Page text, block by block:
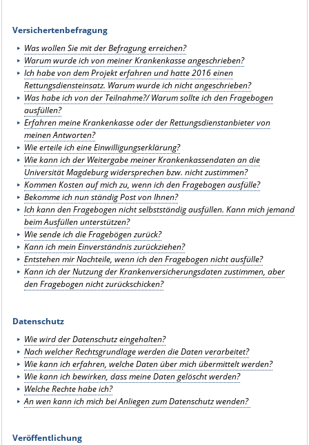
Versichertenbefragung
Was wollen Sie mit der Befragung erreichen?
Warum wurde ich von meiner Krankenkasse angeschrieben?
Ich habe von dem Projekt erfahren und hatte 2016 einen
Rettungsdiensteinsatz. Warum wurde ich nicht angeschrieben?
Was habe ich von der Teilnahme?/Warum sollte ich den Fragebogen
ausfüllen?
Erfahren meine Krankenkasse oder der Rettungsdienstanbieter von
meinen Antworten?
Wie erteile ich eine Einwilligungserklärung?
Wie kann ich der Weitergabe meiner Krankenkassendaten an die
Universität Magdeburg widersprechen bzw. nicht zustimmen?
Kommen Kosten auf mich zu, wenn ich den Fragebogen ausfülle?
Bekomme ich nun ständig Post von Ihnen?
Ich kann den Fragebogen nicht selbstständig ausfüllen. Kann mich jemand
beim Ausfüllen unterstützen?
Wie sende ich die Fragebögen zurück?
Kann ich mein Einverständnis zurückziehen?
Entstehen mir Nachteile, wenn ich den Fragebogen nicht ausfülle?
Kann ich der Nutzung der Krankenversicherungsdaten zustimmen, aber
den Fragebogen nicht zurückschicken?
Datenschutz
Wie wird der Datenschutz eingehalten?
Nach welcher Rechtsgrundlage werden die Daten verarbeitet?
Wie kann ich erfahren, welche Daten über mich übermittelt werden?
Wie kann ich bewirken, dass meine Daten gelöscht werden?
Welche Rechte habe ich?
An wen kann ich mich bei Anliegen zum Datenschutz wenden?
Veröffentlichung